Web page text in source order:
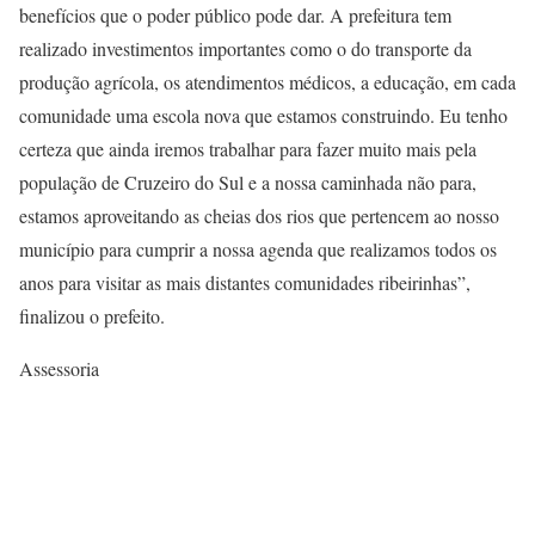
benefícios que o poder público pode dar. A prefeitura tem
realizado investimentos importantes como o do transporte da
produção agrícola, os atendimentos médicos, a educação, em cada
comunidade uma escola nova que estamos construindo. Eu tenho
certeza que ainda iremos trabalhar para fazer muito mais pela
população de Cruzeiro do Sul e a nossa caminhada não para,
estamos aproveitando as cheias dos rios que pertencem ao nosso
município para cumprir a nossa agenda que realizamos todos os
anos para visitar as mais distantes comunidades ribeirinhas”,
finalizou o prefeito.
Assessoria